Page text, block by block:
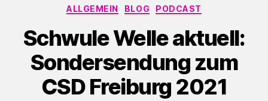
Kategorien
ALLGEMEIN BLOG PODCAST
Schwule Welle aktuell:
Sondersendung zum
CSD Freiburg 2021